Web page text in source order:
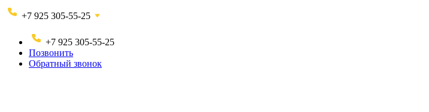
+7 925 305-55-25
+7 925 305-55-25
Позвонить
Обратный звонок